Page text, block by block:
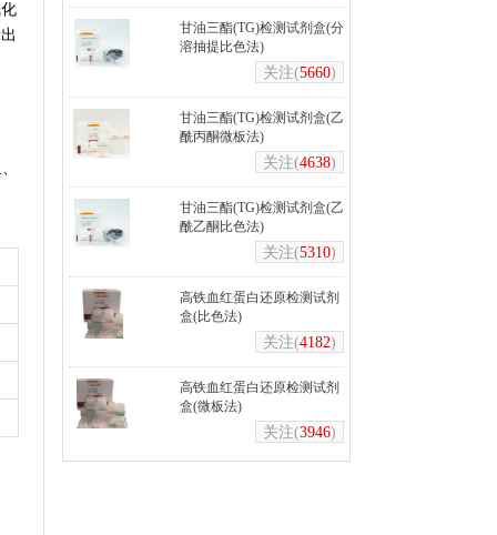
甘油三酯(TG)检测试剂盒(分
溶抽提比色法)
关注(5660)
甘油三酯(TG)检测试剂盒(乙
酰丙酮微板法)
关注(4638)
甘油三酯(TG)检测试剂盒(乙
酰乙酮比色法)
关注(5310)
高铁血红蛋白还原检测试剂
盒(比色法)
关注(4182)
高铁血红蛋白还原检测试剂
盒(微板法)
关注(3946)